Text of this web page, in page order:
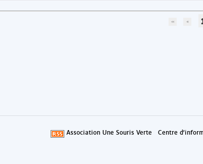
Association Une Souris Verte Centre